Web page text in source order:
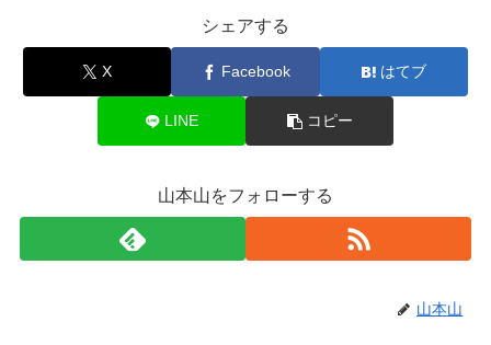
シェアする
X Facebook はてブ
LINE コピー
山本山をフォローする
山本山